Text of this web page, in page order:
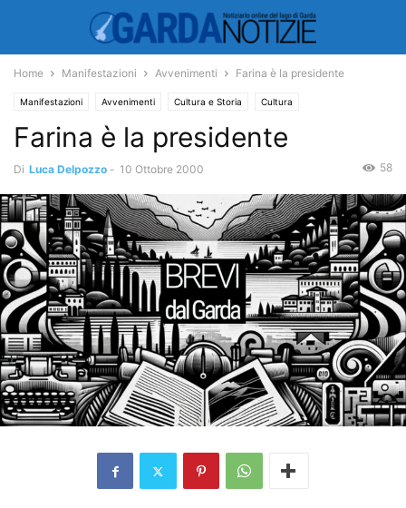
Home Manifestazioni Avvenimenti Farina è la presidente
Manifestazioni Avvenimenti Cultura e Storia Cultura
Manifestazioni ed Eventi
Farina è la presidente
Di Luca Delpozzo - 10 Ottobre 2000 58